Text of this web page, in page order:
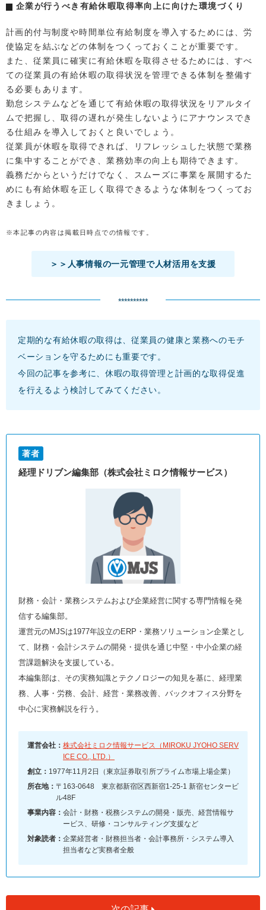
企業が行うべき有給休暇取得率向上に向けた環境づくり
計画的付与制度や時間単位有給制度を導入するためには、労
使協定を結ぶなどの体制をつくっておくことが重要です。
また、従業員に確実に有給休暇を取得させるためには、すべ
ての従業員の有給休暇の取得状況を管理できる体制を整備す
る必要もあります。
勤怠システムなどを通じて有給休暇の取得状況をリアルタイ
ムで把握し、取得の遅れが発生しないようにアナウンスでき
る仕組みを導入しておくと良いでしょう。
従業員が休暇を取得できれば、リフレッシュした状態で業務
に集中することができ、業務効率の向上も期待できます。
義務だからというだけでなく、スムーズに事業を展開するた
めにも有給休暇を正しく取得できるような体制をつくってお
きましょう。
※本記事の内容は掲載日時点での情報です。
＞＞人事情報の一元管理で人材活用を支援
**********
定期的な有給休暇の取得は、従業員の健康と業務へのモチ
ベーションを守るためにも重要です。
今回の記事を参考に、休暇の取得管理と計画的な取得促進
を行えるよう検討してみてください。
著者
経理ドリブン編集部（株式会社ミロク情報サービス）
財務・会計・業務システムおよび企業経営に関する専門情報を発
信する編集部。
運営元のMJSは1977年設立のERP・業務ソリューション企業とし
て、財務・会計システムの開発・提供を通じ中堅・中小企業の経
営課題解決を支援している。
本編集部は、その実務知識とテクノロジーの知見を基に、経理業
務、人事・労務、会計、経営・業務改善、バックオフィス分野を
中心に実務解説を行う。
運営会社： 株式会社ミロク情報サービス（MIROKU JYOHO SERV
ICE CO., LTD.）
創立： 1977年11月2日（東京証券取引所プライム市場上場企業）
所在地： 〒163-0648 東京都新宿区西新宿1-25-1 新宿センタービ
ル48F
事業内容： 会計・財務・税務システムの開発・販売、経営情報サ
ービス、研修・コンサルティング支援など
対象読者： 企業経営者・財務担当者・会計事務所・システム導入
担当者など実務者全般